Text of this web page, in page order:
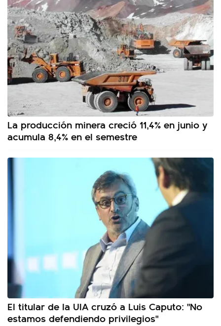
La producción minera creció 11,4% en junio y
acumula 8,4% en el semestre
El titular de la UIA cruzó a Luis Caputo: "No
estamos defendiendo privilegios"